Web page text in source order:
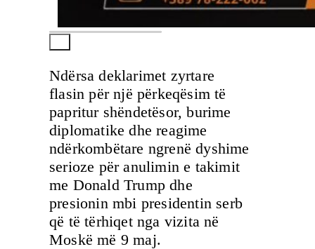
Ndërsa deklarimet zyrtare
flasin për një përkeqësim të
papritur shëndetësor, burime
diplomatike dhe reagime
ndërkombëtare ngrenë dyshime
serioze për anulimin e takimit
me Donald Trump dhe
presionin mbi presidentin serb
që të tërhiqet nga vizita në
Moskë më 9 maj.